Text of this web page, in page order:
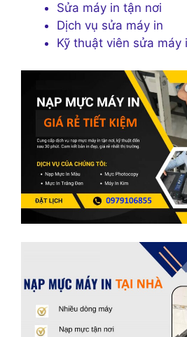
Sửa máy in tận nơi
Dịch vụ sửa máy in
Kỹ thuật viên sửa máy